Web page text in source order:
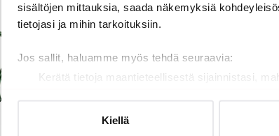
sisältöjen mittauksia, saada näkemyksiä
tietojasi ja mihin tarkoituksiin.
Jos sallit, haluamme myös tehdä seuraavia:
Kerätä tietoja maantieteellisestä sijainnistasi,
Kiellä
-40% -39%